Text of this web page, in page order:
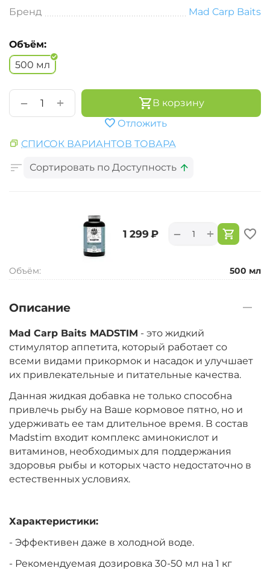
Бренд Mad Carp Baits
Объём:
500 мл
+
−
В корзину
Отложить
СПИСОК ВАРИАНТОВ ТОВАРА
Сортировать по Доступность
‍1 299‍ ₽ +
−
Объём: 500 мл
Описание
Mad Carp Baits MADSTIM - это жидкий
стимулятор аппетита, который работает со
всеми видами прикормок и насадок и улучшает
их привлекательные и питательные качества.
Данная жидкая добавка не только способна
привлечь рыбу на Ваше кормовое пятно, но и
удерживать ее там длительное время. В состав
Madstim входит комплекс аминокислот и
витаминов, необходимых для поддержания
здоровья рыбы и которых часто недостаточно в
естественных условиях.
Характеристики:
- Эффективен даже в холодной воде.
- Рекомендуемая дозировка 30-50 мл на 1 кг